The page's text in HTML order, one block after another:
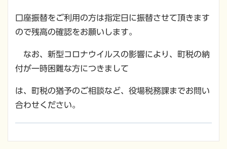
口座振替をご利用の方は指定日に振替させて頂きます
ので残高の確認をお願いします。
なお、新型コロナウイルスの影響により、町税の納
付が一時困難な方につきまして
は、町税の猶予のご相談など、役場税務課までお問い
合わせください。